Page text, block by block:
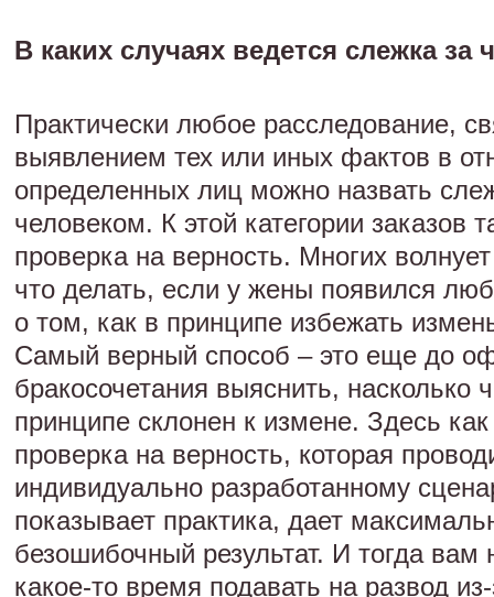
В каких случаях ведется слежка за
Практически любое расследование,
выявлением тех или иных фактов в
определенных лиц можно назвать
человеком. К этой категории заказов
проверка на верность. Многих
что делать, если у жены появился
о том, как в принципе избежать
Самый верный способ – это еще до
бракосочетания выяснить, насколько
принципе склонен к измене. Здесь
проверка на верность, которая
индивидуально разработанному
показывает практика, дает
безошибочный результат. И тогда вам
какое-то время подавать на развод